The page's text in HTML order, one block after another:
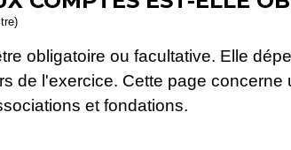
obligatoire ou facultative. Elle
de l'exercice. Cette page concerne
et fondations.